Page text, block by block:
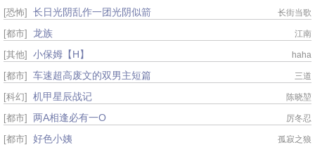
[恐怖] 长日光阴乱作一团光阴似箭 长街当歌
[都市] 龙族 江南
[其他] 小保姆【H】 haha
[都市] 车速超高废文的双男主短篇 三道
[科幻] 机甲星辰战记 陈晓堃
[都市] 两A相逢必有一O 厉冬忍
[都市] 好色小姨 孤寂之狼